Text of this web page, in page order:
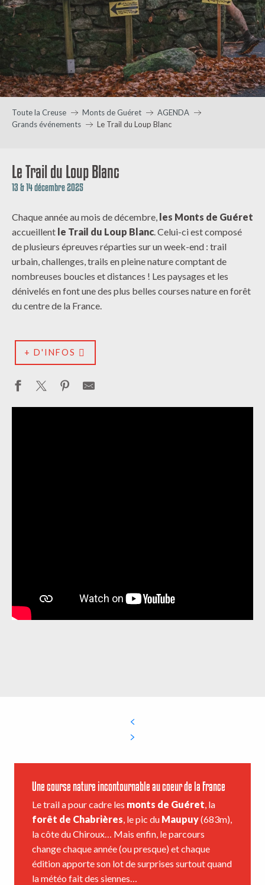
Toute la Creuse Monts de Guéret
AGENDA
Grands événements
Le Trail du Loup Blanc
Le Trail du Loup Blanc
13 & 14 décembre 2025
Chaque année au mois de décembre, les Monts de Guéret
accueillent le Trail du Loup Blanc. Celui-ci est composé
de plusieurs épreuves réparties sur un week-end : trail
urbain, challenges, trails en pleine nature comptant de
nombreuses boucles et distances ! Les paysages et les
dénivelés en font une des plus belles courses nature en forêt
du centre de la France.
+ D'INFOS
Une course nature incontournable au coeur de la France
Le trail a pour cadre les monts de Guéret, la
forêt de Chabrières, le pic du Maupuy(683m),
la côte du Chiroux… Mais enfin, le parcours
change chaque année (ou presque) et chaque
édition apporte son lot de surprises surtout quand
la météo fait des siennes…